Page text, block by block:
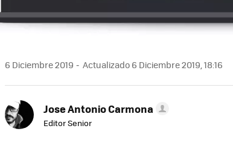
6 Diciembre 2019 Actualizado 6 Diciembre 2019, 18:16
Jose Antonio Carmona
Editor Senior